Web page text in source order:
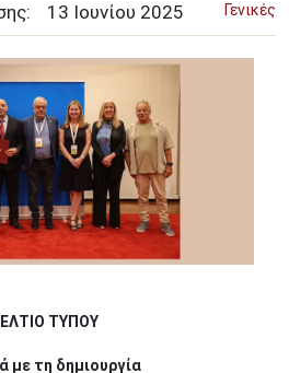
Γενικές
13 Ιουνίου 2025
ΤΥΠΟΥ
με τη δημιουργία